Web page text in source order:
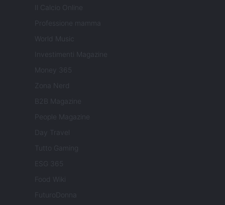
Il Calcio Online
Professione mamma
World Music
Investimenti Magazine
Money 365
Zona Nerd
B2B Magazine
People Magazine
Day Travel
Tutto Gaming
ESG 365
Food Wiki
FuturoDonna